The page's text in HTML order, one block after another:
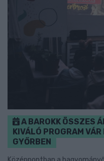
A BAROKK ÖSSZES
KIVÁLÓ PROGRAM
GYŐRBEN